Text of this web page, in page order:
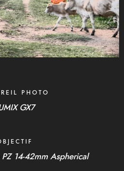
PHOTO
GX7
14-42mm Aspherical